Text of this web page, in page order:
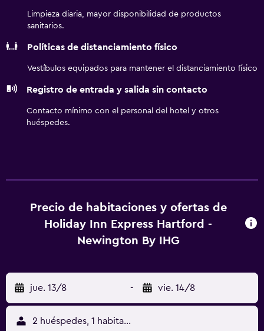
locales gratuitas (pueden existir restricciones). Se ofrece
esparcimiento en este hotel incluyen una piscina cubierta
y gimnasio.
Limpieza diaria, mayor disponibilidad de productos
sanitarios.
Políticas de distanciamiento físico
Vestíbulos equipados para mantener el distanciamiento físico
Registro de entrada y salida sin contacto
Contacto mínimo con el personal del hotel y otros
huéspedes.
Precio de habitaciones y ofertas de
Holiday Inn Express Hartford -
Newington By IHG
jue. 13/8 - vie. 14/8
2 huéspedes, 1 habitación